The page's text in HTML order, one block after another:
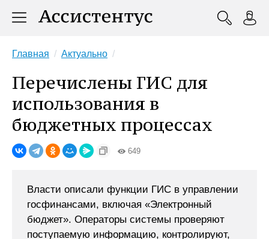
Главная Актуально
Перечислены ГИС для
использования в
бюджетных процессах
649
Власти описали функции ГИС в управлении
госфинансами, включая «Электронный
бюджет». Операторы системы проверяют
поступаемую информацию, контролируют,